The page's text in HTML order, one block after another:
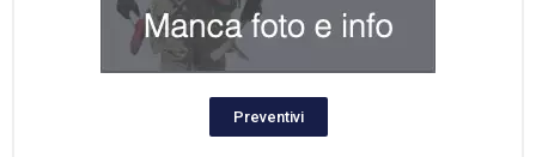
Preventivi